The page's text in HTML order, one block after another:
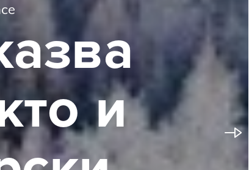
ce
азва
то и